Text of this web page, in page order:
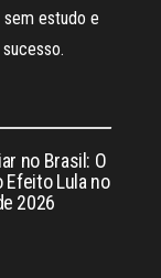
estudo e
no Brasil: O
Efeito Lula no
2026